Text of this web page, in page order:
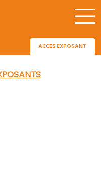
ACCES EXPOSANT